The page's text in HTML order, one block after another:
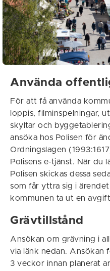
Använda
För att få använda
loppis, filminspelningar,
skyltar och
ansöka hos Polisen för
Ordningslagen
Polisens e-tjänst. När du
Polisen skickas dessa
som får yttra sig i
kommunen ta ut en
Grävtillstånd
Ansökan om grävning i
via länk nedan. Ansökan
3 veckor innan planerat